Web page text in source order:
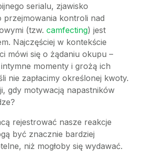
serialu, zjawisko
przejmowania kontroli nad
(tzw. camfecting) jest
Najczęściej w kontekście
mówi się o żądaniu okupu –
momenty i grożą ich
nie zapłacimy określonej kwoty.
gdy motywacją napastników
rejestrować nasze reakcje
być znacznie bardziej
niż mogłoby się wydawać.